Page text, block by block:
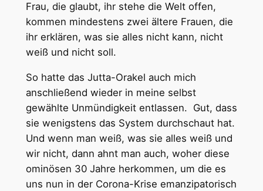
Frau, die glaubt, ihr stehe die Welt offen,
kommen mindestens zwei ältere Frauen, die
ihr erklären, was sie alles nicht kann, nicht
weiß und nicht soll.
So hatte das Jutta-Orakel auch mich
anschließend wieder in meine selbst
gewählte Unmündigkeit entlassen. Gut, dass
sie wenigstens das System durchschaut hat.
Und wenn man weiß, was sie alles weiß und
wir nicht, dann ahnt man auch, woher diese
ominösen 30 Jahre herkommen, um die es
uns nun in der Corona-Krise emanzipatorisch